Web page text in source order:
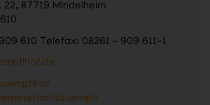
87719 Mindelheim
610 Telefax: 08261 – 909 611-1